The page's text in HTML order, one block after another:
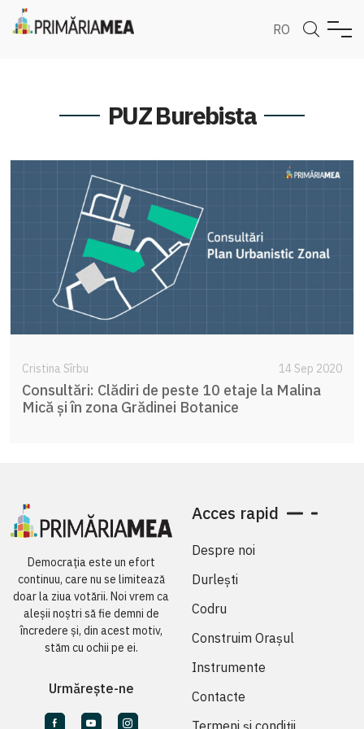
RO
PUZ Burebista
Cristina Sîrbu 14 Sep 2020
Consultări: Clădiri de peste 10 etaje la Malina
Mică și în zona Grădinei Botanice
Democrația este un efort
continuu, care nu se limitează
doar la ziua votării. Noi vrem ca
aleșii noștri să fie demni de
încredere și, din acest motiv,
stăm cu ochii pe ei.
Urmărește-ne
Acces rapid
Despre noi
Durlești
Codru
Construim Orașul
Instrumente
Contacte
Termeni și condiții